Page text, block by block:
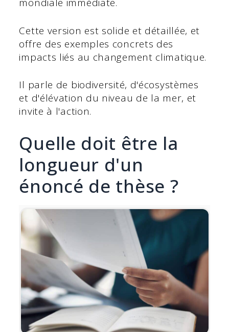
mondiale immédiate.
Cette version est solide et détaillée, et
offre des exemples concrets des
impacts liés au changement climatique.
Il parle de biodiversité, d'écosystèmes
et d'élévation du niveau de la mer, et
invite à l'action.
Quelle doit être la
longueur d'un
énoncé de thèse ?